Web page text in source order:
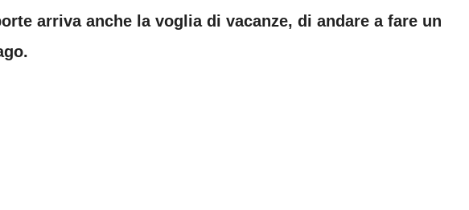
arriva anche la voglia di vacanze, di andare a fare un